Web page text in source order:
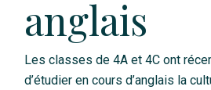
anglais
Les classes de 4A et 4C ont
d’étudier en cours d’anglais la